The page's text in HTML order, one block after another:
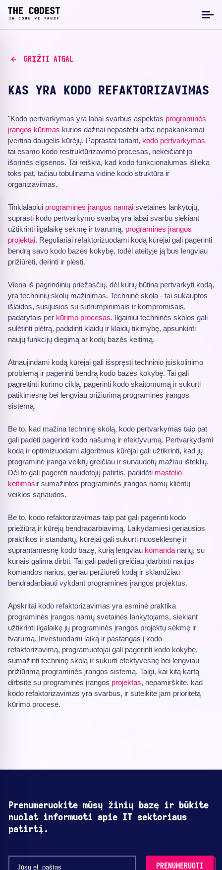
GRĮŽTI ATGAL
KAS YRA KODO REFAKTORIZAVIMAS
"Kodo pertvarkymas yra labai svarbus aspektas programinės
įrangos kūrimas kurios dažnai nepastebi arba nepakankamai
įvertina daugelis kūrėjų. Paprastai tariant, kodo pertvarkymas
tai esamo kodo restruktūrizavimo procesas, nekeičiant jo
išorinės elgsenos. Tai reiškia, kad kodo funkcionalumas išlieka
toks pat, tačiau tobulinama vidinė kodo struktūra ir
organizavimas.
Tinklalapiui programinės įrangos namai svetainės lankytojų,
suprasti kodo pertvarkymo svarbą yra labai svarbu siekiant
užtikrinti ilgalaikę sėkmę ir tvarumą. programinės įrangos
projektai. Reguliariai refaktorizuodami kodą kūrėjai gali pagerinti
bendrą savo kodo bazės kokybę, todėl ateityje ją bus lengviau
prižiūrėti, derinti ir plėsti.
Viena iš pagrindinių priežasčių, dėl kurių būtina pertvarkyti kodą,
yra techninių skolų mažinimas. Techninė skola - tai sukauptos
išlaidos, susijusios su sutrumpinimais ir kompromisais,
padarytais per kūrimo procesas. Ilgainiui techninės skolos gali
sulėtinti plėtrą, padidinti klaidų ir klaidų tikimybę, apsunkinti
naujų funkcijų diegimą ar kodų bazės keitimą.
Atnaujindami kodą kūrėjai gali išspręsti techninio įsiskolinimo
problemą ir pagerinti bendrą kodo bazės kokybę. Tai gali
pagreitinti kūrimo ciklą, pagerinti kodo skaitomumą ir sukurti
patikimesnę bei lengviau prižiūrimą programinės įrangos
sistemą.
Be to, kad mažina techninę skolą, kodo pertvarkymas taip pat
gali padėti pagerinti kodo našumą ir efektyvumą. Pertvarkydami
kodą ir optimizuodami algoritmus kūrėjai gali užtikrinti, kad jų
programinė įranga veiktų greičiau ir sunaudotų mažiau išteklių.
Dėl to gali pagerėti naudotojų patirtis, padidėti mastelio
keitimasir sumažintos programinės įrangos namų klientų
veiklos sąnaudos.
Be to, kodo refaktorizavimas taip pat gali pagerinti kodo
priežiūrą ir kūrėjų bendradarbiavimą. Laikydamiesi geriausios
praktikos ir standartų, kūrėjai gali sukurti nuoseklesnę ir
suprantamesnę kodo bazę, kurią lengviau komanda narių, su
kuriais galima dirbti. Tai gali padėti greičiau įdarbinti naujus
komandos narius, geriau peržiūrėti kodą ir sklandžiau
bendradarbiauti vykdant programinės įrangos projektus.
Apskritai kodo refaktorizavimas yra esminė praktika
programinės įrangos namų svetainės lankytojams, siekiant
užtikrinti ilgalaikę jų programinės įrangos projektų sėkmę ir
tvarumą. Investuodami laiką ir pastangas į kodo
refaktorizavimą, programuotojai gali pagerinti kodo kokybę,
sumažinti techninę skolą ir sukurti efektyvesnę bei lengviau
prižiūrimą programinės įrangos sistemą. Taigi, kai kitą kartą
dirbsite su programinės įrangos projektas, nepamirškite, kad
kodo refaktorizavimas yra svarbus, ir suteikite jam prioritetą
kūrimo procese.
Prenumeruokite mūsų žinių bazę ir būkite
nuolat informuoti apie IT sektoriaus
patirtį.